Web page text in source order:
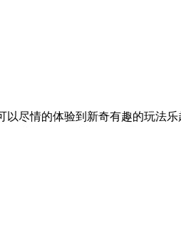
尽情的体验到新奇有趣的玩法